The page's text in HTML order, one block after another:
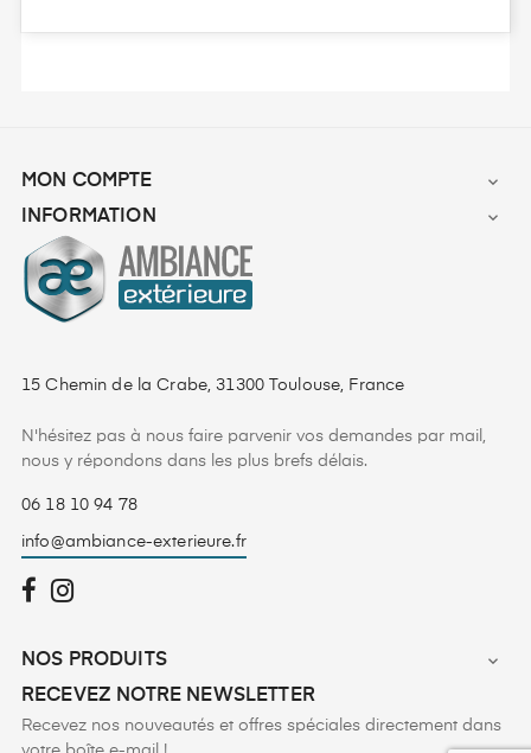
MON COMPTE

INFORMATION

15 Chemin de la Crabe, 31300 Toulouse, France
N'hésitez pas à nous faire parvenir vos demandes par mail,
nous y répondons dans les plus brefs délais.
06 18 10 94 78
info@ambiance-exterieure.fr
NOS PRODUITS

RECEVEZ NOTRE NEWSLETTER
Recevez nos nouveautés et offres spéciales directement dans